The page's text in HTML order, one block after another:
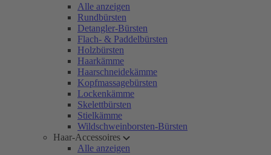
Alle anzeigen
Rundbürsten
Detangler-Bürsten
Flach- & Paddelbürsten
Holzbürsten
Haarkämme
Haarschneidekämme
Kopfmassagebürsten
Lockenkämme
Skelettbürsten
Stielkämme
Wildschweinborsten-Bürsten
Haar-Accessoires
Alle anzeigen